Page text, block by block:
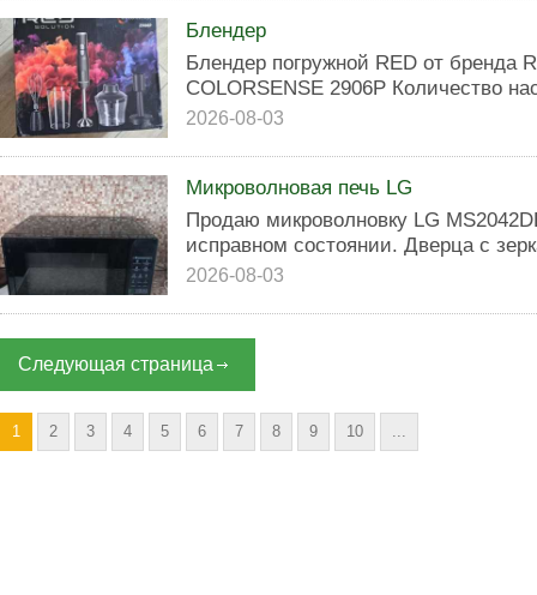
Блендер
Блендер погружной RED от бренда
COLORSENSE 2906P Количество
2026-08-03
Микроволновая печь LG
Продаю микроволновку LG
исправном состоянии. Дверца с
2026-08-03
Следующая страница
1 2 3 4 5 6 7 8 9 10 ...